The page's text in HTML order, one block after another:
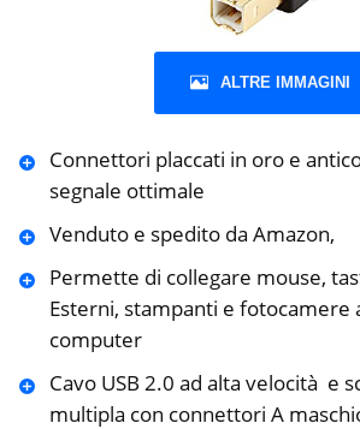
ALTRE IMMAGINI
Connettori placcati in oro e
segnale ottimale
Venduto e spedito da Amazon,
Permette di collegare mouse,
Esterni, stampanti e fotocamere
computer
Cavo USB 2.0 ad alta velocità e
multipla con connettori A